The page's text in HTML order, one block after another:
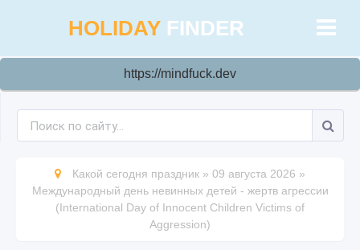
HOLIDAY FINDER
https://mindfuck.dev
Какой сегодня праздник » 09 августа 2026 »
Международный день невинных детей - жертв агрессии
(International Day of Innocent Children Victims of
Aggression)